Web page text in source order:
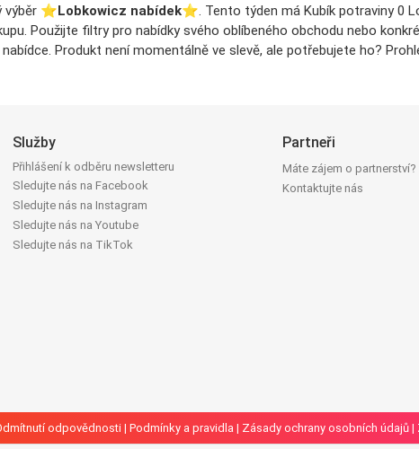
výběr ⭐️Lobkowicz nabídek⭐️. Tento týden má Kubík potraviny 0
Použijte filtry pro nabídky svého oblíbeného obchodu nebo
Produkt není momentálně ve slevě, ale potřebujete ho?
Služby
Přihlášení k odběru newsletteru
Sledujte nás na Facebook
Sledujte nás na Instagram
Sledujte nás na Youtube
Sledujte nás na TikTok
Partneři
Máte zájem o partnerství?
Kontaktujte nás
odpovědnosti | Podmínky a pravidla | Zásady ochrany osobních údajů |